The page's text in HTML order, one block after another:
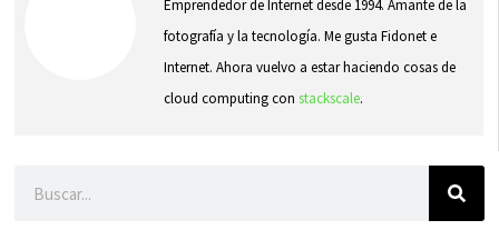
Emprendedor de Internet desde 1994. Amante de la
fotografía y la tecnología. Me gusta Fidonet e
Internet. Ahora vuelvo a estar haciendo cosas de
cloud computing con stackscale.